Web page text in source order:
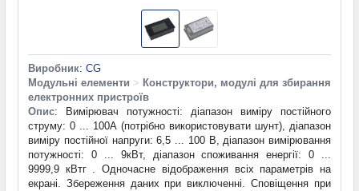
Виробник: CG
Модульні елементи > Конструктори, модулі для збирання
електронних пристроїв
Опис: Вимірювач потужності: діапазон виміру постійного
струму: 0 ... 100А (потрібно використовувати шунт), діапазон
виміру постійної напруги: 6,5 ... 100 В, діапазон вимірювання
потужності: 0 ... 9кВт, діапазон споживання енергії: 0 ...
9999,9 кВтг . Одночасне відображення всіх параметрів на
екрані. Збереження даних при виключенні. Сповіщення при